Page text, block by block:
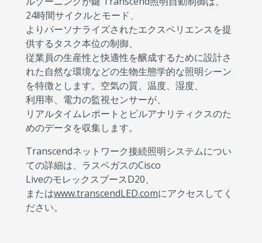
24時間サイクルとモード、
よりパーソナライズされたエクスペリエンスを提
供するタスク本位の制御、
従業員の生産性と快適性を醸成するために設計さ
れた自然な環境などの生物生態学的な照明シーン
を特徴とします。空気の質、温度、湿度、
利用率、電力の監視センサーが、
リアルタイムレポートとビルアナリティクスのた
めのデータを収集します。
Transcendネットワーク接続照明システムについ
ての詳細は、ラスベガスのCisco
LiveのモレックスブースD20、
またはwww.transcendLED.comにアクセスしてく
ださい。